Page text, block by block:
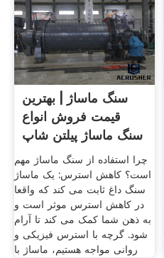
سنگ ماساژ | بهترین
قیمت فروش انواع
سنگ ماساژ پیلتن شاپ
چرا استفاده از سنگ ماساژ مهم
است؟ کاهش استرس: یک ماساژ
سنگ داغ ثابت می کند که واقعا
در کاهش استرس موثر است و
به ذهن شما کمک می کند تا آرام
شود. گرچه با استرس فیزیکی و
روانی مواجه هستیم، ماساژ با